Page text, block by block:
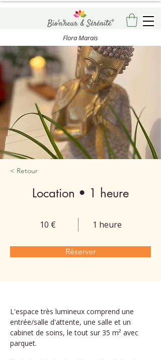
Flora Marais
< Retour
Location • 1 heure
10 € 1 heure
Réserver
L'espace très lumineux comprend une
entrée/salle d'attente, une salle et un
cabinet de soins, le tout sur 35 m² avec
parquet.